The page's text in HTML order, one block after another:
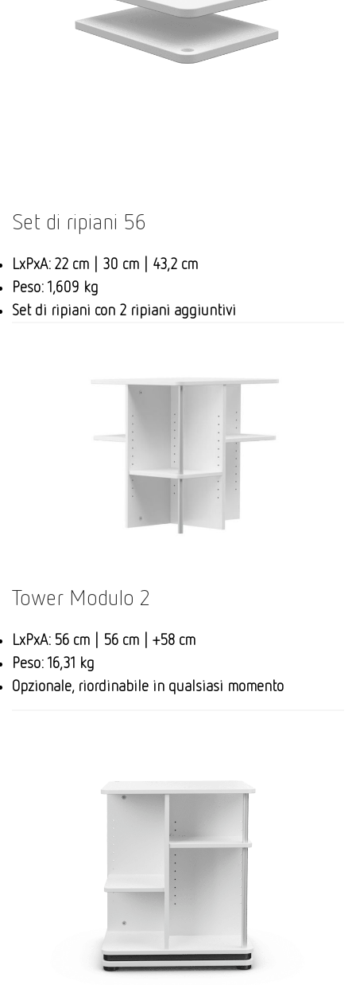
Set di ripiani 56
LxPxA: 22 cm | 30 cm | 43,2 cm
Peso: 1,609 kg
Set di ripiani con 2 ripiani aggiuntivi
Tower Modulo 2
LxPxA: 56 cm | 56 cm | +58 cm
Peso: 16,31 kg
Opzionale, riordinabile in qualsiasi momento